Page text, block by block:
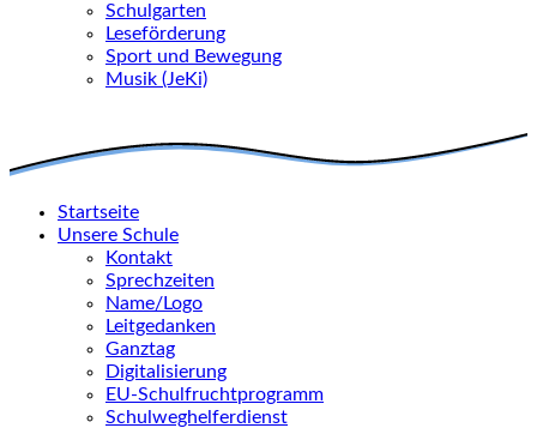
Schulgarten
Leseförderung
Sport und Bewegung
Musik (JeKi)
Startseite
Unsere Schule
Kontakt
Sprechzeiten
Name/Logo
Leitgedanken
Ganztag
Digitalisierung
EU-Schulfruchtprogramm
Schulweghelferdienst